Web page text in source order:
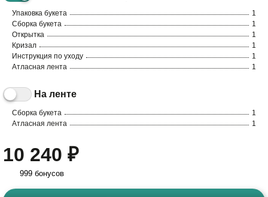
Упаковка букета
1
Сборка букета
1
Открытка
1
Кризал
1
Инструкция по уходу
1
Атласная лента
1
На ленте
Сборка букета
1
Атласная лента
1
10 240 ₽
999 бонусов